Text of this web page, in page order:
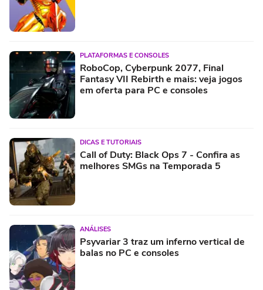
PLATAFORMAS E CONSOLES
RoboCop, Cyberpunk 2077, Final
Fantasy VII Rebirth e mais: veja jogos
em oferta para PC e consoles
DICAS E TUTORIAIS
Call of Duty: Black Ops 7 - Confira as
melhores SMGs na Temporada 5
ANÁLISES
Psyvariar 3 traz um inferno vertical de
balas no PC e consoles